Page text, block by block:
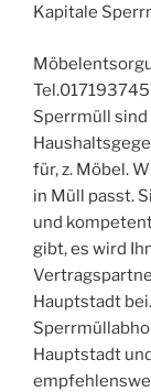
Kapitale
Sperrmüll
für, z. Möbel.
in Müll passt.
und
gibt, es wird
Hauptstadt
Hauptstadt